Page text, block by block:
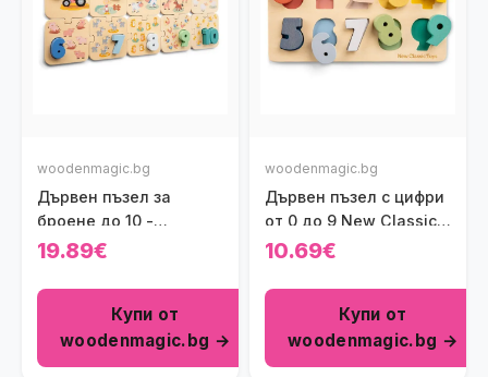
woodenmagic.bg
Дървен пъзел за
броене до 10 -
Фермата
19.89€
Купи от
woodenmagic.bg →
woodenmagic.bg
Дървен пъзел с цифри
от 0 до 9 New Classic
Toys
10.69€
Купи от
woodenmagic.bg →